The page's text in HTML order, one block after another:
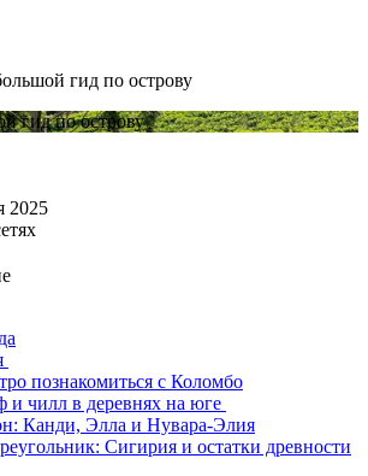
гид по острову
гид по острову
2025
познакомиться с Коломбо
и чилл в деревнях на юге
Канди, Элла и Нувара-Элия
Сигирия и остатки древности